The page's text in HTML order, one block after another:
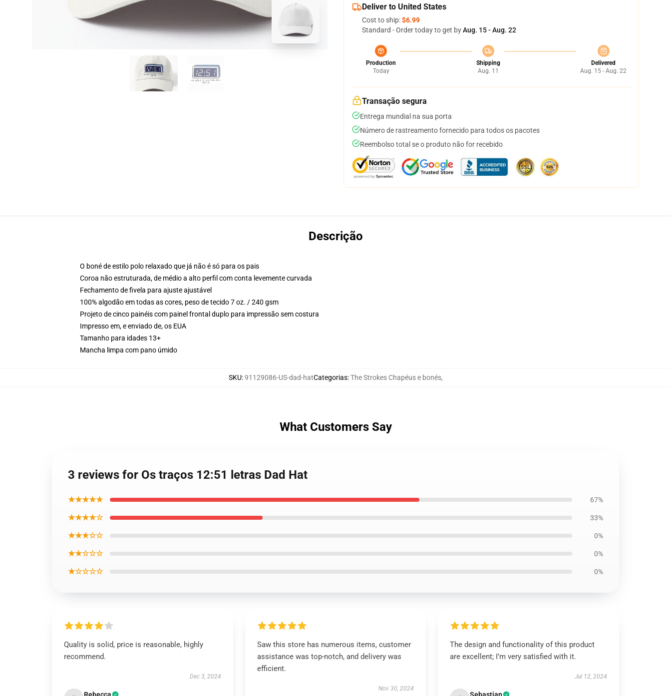
Deliver to United States
Cost to ship:$6.99
Standard - Order today to get byAug. 15 - Aug. 22
Production
Today
Shipping
Aug. 11
Delivered
Aug. 15 - Aug. 22
Transação segura
Entrega mundial na sua porta
Número de rastreamento fornecido para todos os pacotes
Reembolso total se o produto não for recebido
Descrição
O boné de estilo polo relaxado que já não é só para os pais
Coroa não estruturada, de médio a alto perfil com conta levemente curvada
Fechamento de fivela para ajuste ajustável
100% algodão em todas as cores, peso de tecido 7 oz. / 240 gsm
Projeto de cinco painéis com painel frontal duplo para impressão sem costura
Impresso em, e enviado de, os EUA
Tamanho para idades 13+
Mancha limpa com pano úmido
SKU:91129086-US-dad-hatCategorias:The Strokes Chapéus e bonés,
What Customers Say
3 reviews for Os traços 12:51 letras Dad Hat
★★★★★ 67%
★★★★☆ 33%
★★★☆☆ 0%
★★☆☆☆ 0%
★☆☆☆☆ 0%
Quality is solid, price is reasonable, highly
recommend.
Dec 3, 2024
Saw this store has numerous items, customer
assistance was top-notch, and delivery was
efficient.
Nov 30, 2024
The design and functionality of this product
are excellent; I’m very satisfied with it.
Jul 12, 2024